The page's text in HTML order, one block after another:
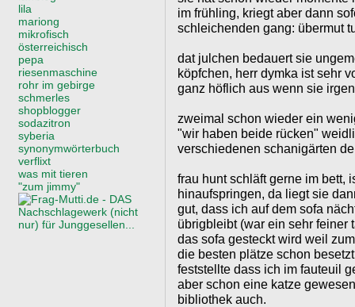
lila
mariong
mikrofisch
österreichisch
pepa
riesenmaschine
rohr im gebirge
schmerles
shopblogger
sodazitron
syberia
synonymwörterbuch
verflixt
was mit tieren
"zum jimmy"
im frühling, kriegt aber dann
schleichenden gang: übermut
dat julchen bedauert sie
köpfchen, herr dymka ist sehr
ganz höflich aus wenn sie
zweimal schon wieder ein
"wir haben beide rücken"
verschiedenen schanigärten
frau hunt schläft gerne im bett,
hinaufspringen, da liegt sie
gut, dass ich auf dem sofa
übrigbleibt (war ein sehr feiner
das sofa gesteckt wird weil
die besten plätze schon
feststellte dass ich im fauteuil
aber schon eine katze
bibliothek auch.